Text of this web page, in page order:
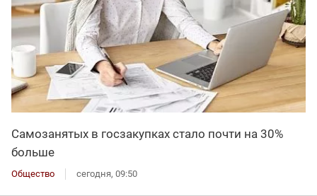
Самозанятых в госзакупках стало почти на 30%
больше
Общество сегодня, 09:50